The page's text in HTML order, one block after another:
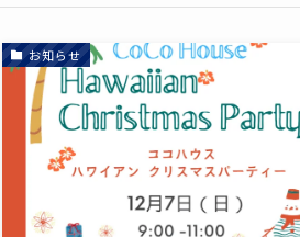
お知らせ